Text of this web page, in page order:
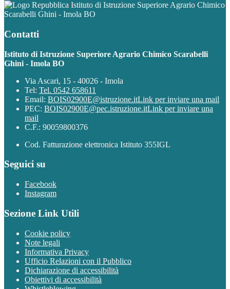
Istituto di Istruzione Superiore Agrario Chimico
Scarabelli Ghini - Imola BO
Contatti
Istituto di Istruzione Superiore Agrario Chimico Scarabelli
Ghini - Imola BO
Via Ascari, 15 - 40026 - Imola
Tel: Tel. 0542 658611
Email: BOIS02900E@istruzione.itLink per inviare una mail
PEC: BOIS02900E@pec.istruzione.itLink per inviare una
mail
C.F.: 90059800376
Cod. Fatturazione elettronica Istituto 355IGL
Seguici su
Facebook
Instagram
Sezione Link Utili
Cookie policy
Note legali
Informativa Privacy
Ufficio Relazioni con il Pubblico
Dichiarazione di accessibilità
Obiettivi di accessibilità